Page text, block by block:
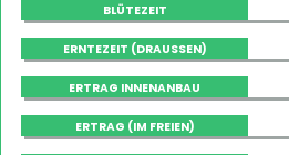
BLÜTEZEIT
ERNTEZEIT (DRAUSSEN)
ERTRAG INNENANBAU
ERTRAG (IM FREIEN)